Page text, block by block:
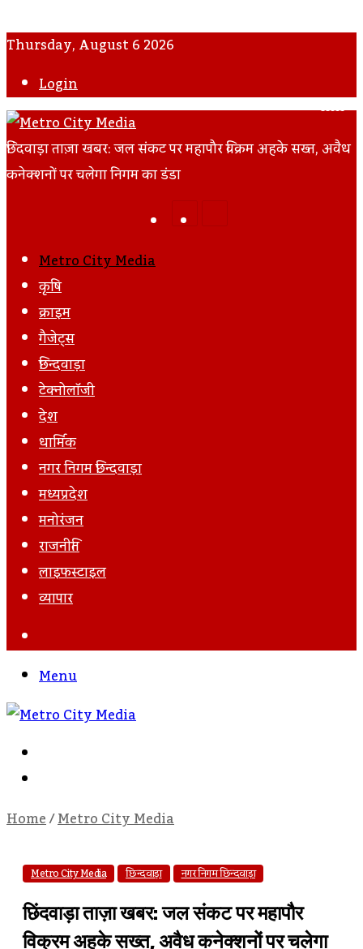
Thursday, August 6 2026
Login
छिंदवाड़ा ताज़ा खबर: जल संकट पर महापौर विक्रम अहके सख्त, अवैध
कनेक्शनों पर चलेगा निगम का डंडा
EmailMetro City Media
कृषि
क्राइम
गैजेट्स
छिन्दवाड़ा
टेक्नोलॉजी
देश
धार्मिक
नगर निगम छिन्दवाड़ा
मध्यप्रदेश
मनोरंजन
राजनीति
लाइफस्टाइल
व्यापार
Menu
Home/Metro City Media
Metro City Media छिन्दवाड़ा नगर निगम छिन्दवाड़ा
छिंदवाड़ा ताज़ा खबर: जल संकट पर महापौर
विक्रम अहके सख्त, अवैध कनेक्शनों पर चलेगा